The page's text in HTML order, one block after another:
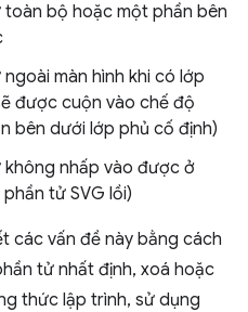
bộ hoặc một phần bên
màn hình khi có lớp
được cuộn vào chế độ
bên dưới lớp phủ cố định)
nhấp vào được ở
tử SVG lồi)
các vấn đề này bằng cách
tử nhất định, xoá hoặc
thức lập trình, sử dụng